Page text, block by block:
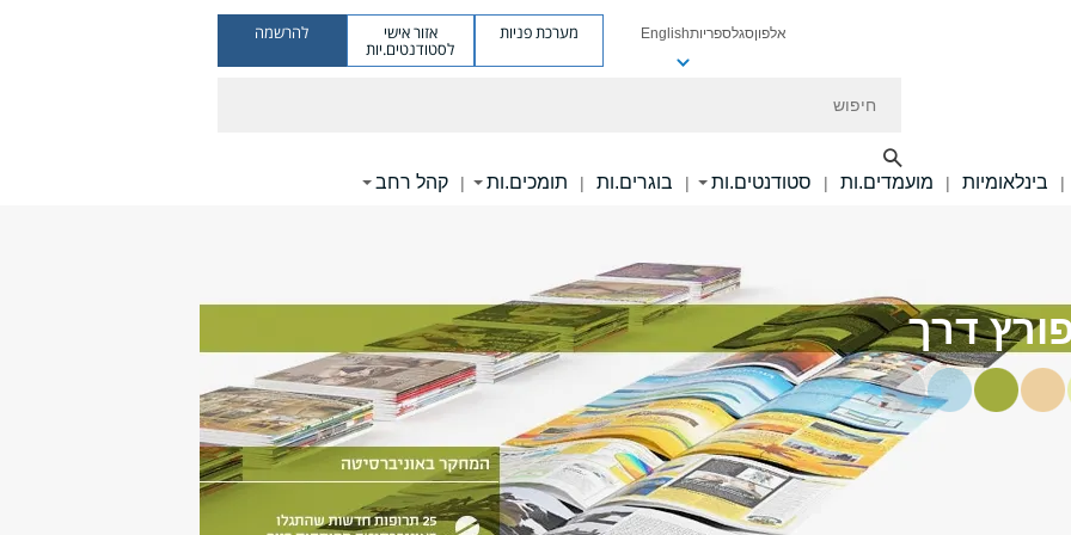
אלפוןסגלספריותEnglish מערכת פניות אזור אישי
לסטודנטים.יות
להרשמה
| בינלאומיות | מועמדים.ות | סטודנטים.ות | בוגרים.ות | תומכים.ות | קהל רחב
דרך